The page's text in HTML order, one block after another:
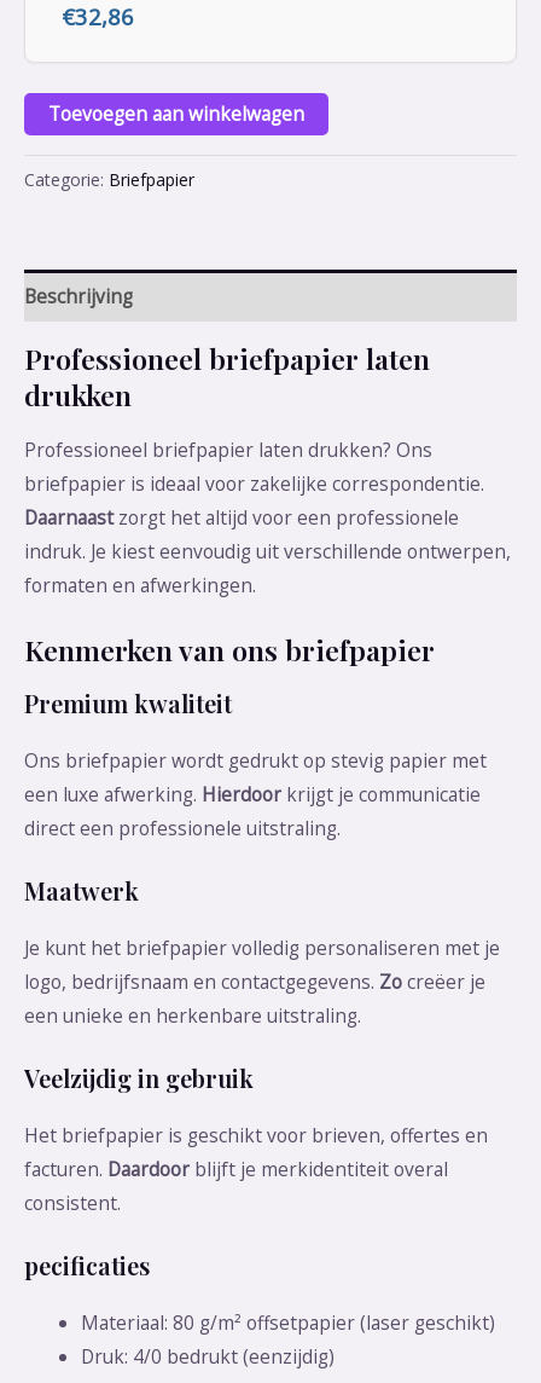
€32,86
Toevoegen aan winkelwagen
Categorie: Briefpapier
Beschrijving
Professioneel briefpapier laten
drukken
Professioneel briefpapier laten drukken? Ons
briefpapier is ideaal voor zakelijke correspondentie.
Daarnaastzorgt het altijd voor een professionele
indruk. Je kiest eenvoudig uit verschillende ontwerpen,
formaten en afwerkingen.
Kenmerken van ons briefpapier
Premium kwaliteit
Ons briefpapier wordt gedrukt op stevig papier met
een luxe afwerking. Hierdoor krijgt je communicatie
direct een professionele uitstraling.
Maatwerk
Je kunt het briefpapier volledig personaliseren met je
logo, bedrijfsnaam en contactgegevens. Zocreëer je
een unieke en herkenbare uitstraling.
Veelzijdig in gebruik
Het briefpapier is geschikt voor brieven, offertes en
facturen. Daardoor blijft je merkidentiteit overal
consistent.
pecificaties
Materiaal: 80 g/m² offsetpapier (laser geschikt)
Druk: 4/0 bedrukt (eenzijdig)